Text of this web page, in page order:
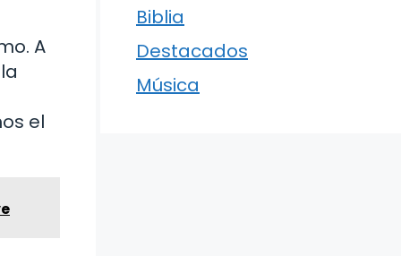
A
el
Biblia
Destacados
Música